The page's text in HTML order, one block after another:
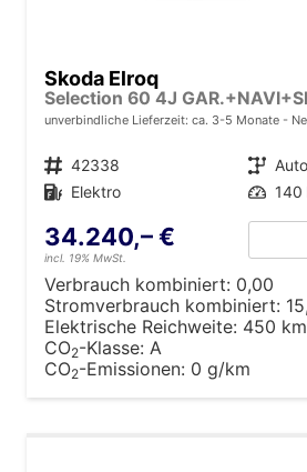
Skoda Elroq
unverbindliche Lieferzeit: ca. 3-5 Monate
Fahrzeugnr. 42338 Getriebe
Kraftstoff Elektro Leistung 140
34.240,– €
incl. 19% MwSt.
Verbrauch kombiniert: 0,00
Stromverbrauch kombiniert:
Elektrische Reichweite: 450 km
CO2-Klasse: A
CO2-Emissionen: 0 g/km